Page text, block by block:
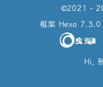
©2021 -
框架 Hexo 7.3.0
Hi,